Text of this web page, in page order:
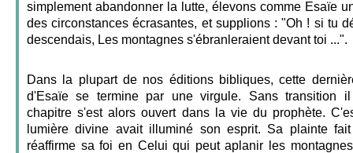
simplement abandonner la lutte, élevons comme Esaïe
des circonstances écrasantes, et supplions : "Oh ! si tu
descendais, Les montagnes s'ébranleraient devant toi ...".
Dans la plupart de nos éditions bibliques, cette
d'Esaïe se termine par une virgule. Sans transition
chapitre s'est alors ouvert dans la vie du prophète.
lumière divine avait illuminé son esprit. Sa plainte
réaffirme sa foi en Celui qui peut aplanir les